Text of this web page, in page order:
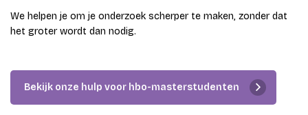
We helpen je om je onderzoek scherper te maken, zonder dat
het groter wordt dan nodig.
Bekijk onze hulp voor hbo-masterstudenten